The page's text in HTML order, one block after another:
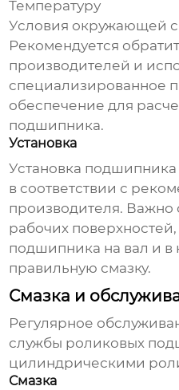
Температуру
Условия окружающей
Рекомендуется
производителей и
специализированное
обеспечение для
подшипника.
Установка
Установка
в соответствии с
производителя. Важно
рабочих
подшипника на вал и в
правильную смазку.
Смазка и
Регулярное
службы роликовых
цилиндрическими
Смазка